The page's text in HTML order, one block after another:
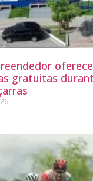
gratuitas